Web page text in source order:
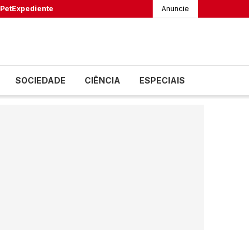
PetExpediente Anuncie
SOCIEDADE CIÊNCIA ESPECIAIS